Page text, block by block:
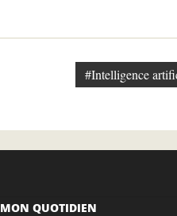
#Intelligence
MON QUOTIDIEN